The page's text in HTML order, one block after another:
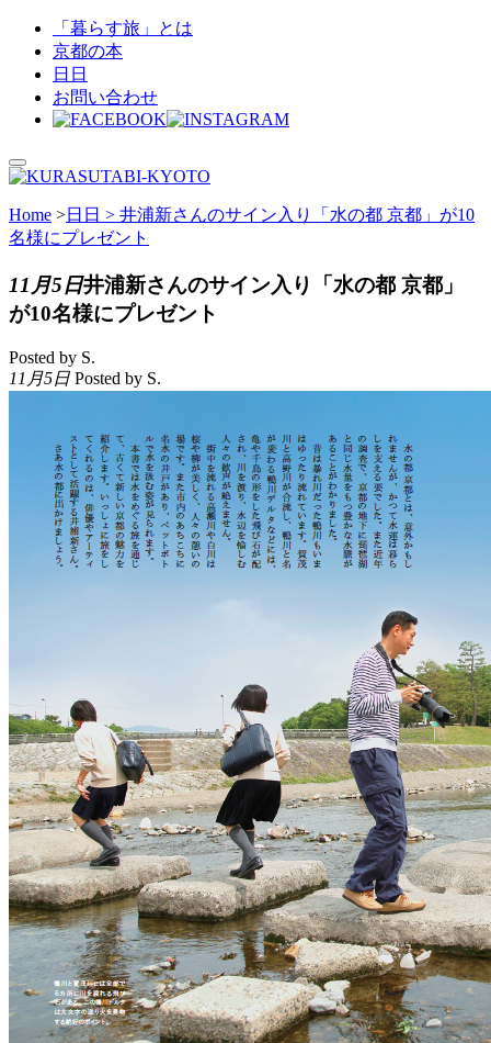
「暮らす旅」とは
京都の本
日日
お問い合わせ
Home >日日 > 井浦新さんのサイン入り「水の都 京都」が10
名様にプレゼント
11月5日井浦新さんのサイン入り「水の都 京都」
が10名様にプレゼント
Posted by S.
11月5日 Posted by S.